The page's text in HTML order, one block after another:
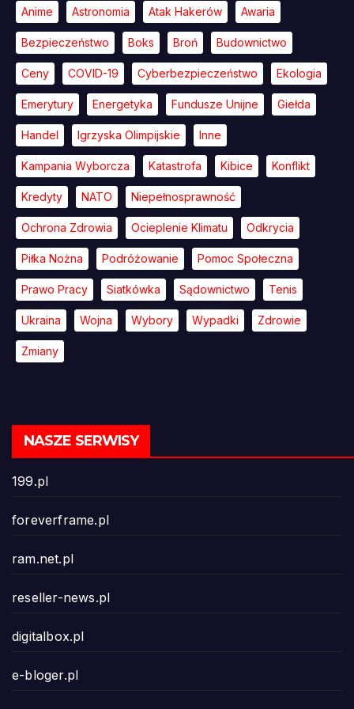
Anime Astronomia Atak Hakerów Awaria
Bezpieczeństwo Boks Broń Budownictwo
Ceny COVID-19 Cyberbezpieczeństwo Ekologia
Emerytury Energetyka Fundusze Unijne Giełda
Handel Igrzyska Olimpijskie Inne
Kampania Wyborcza Katastrofa Kibice Konflikt
Kredyty NATO Niepełnosprawność
Ochrona Zdrowia Ocieplenie Klimatu Odkrycia
Piłka Nożna Podróżowanie Pomoc Społeczna
Prawo Pracy Siatkówka Sądownictwo Tenis
Ukraina Wojna Wybory Wypadki Zdrowie
Zmiany
NASZE SERWISY
199.pl
foreverframe.pl
ram.net.pl
reseller-news.pl
digitalbox.pl
e-bloger.pl